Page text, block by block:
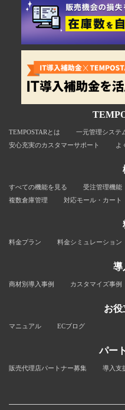
TEMPOSTARとは 一元管理システ
安心充実のカスタマーサポート
よ
すべての機能を見る 受注管理機能
複数倉庫管理
対応モール・カート
料金プラン 料金シミュレーション
導
商材別導入事例 カスタマイズ事例
お役
マニュアル ECブログ
パー
販売代理店パートナー募集 導入支